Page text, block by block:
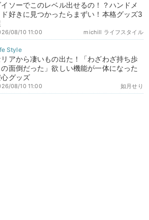
イソーでこのレベル出せるの！？ハンドメ
ド好きに見つかったらまずい！本格グッズ3
michill ライフスタイル
08/10 11:00
リアから凄いもの出た！「わざわざ持ち歩
の面倒だった」欲しい機能が一体になった
グッズ
如月せり
08/10 11:00